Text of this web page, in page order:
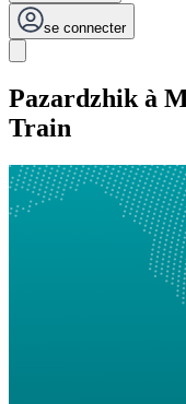
se connecter
Pazardzhik à
Train